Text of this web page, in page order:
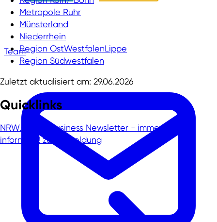
Team
Metropole Ruhr
Münsterland
Niederrhein
Region OstWestfalenLippe
Region Südwestfalen
Zuletzt aktualisiert am: 29.06.2026
Quicklinks
NRW.Global Business Newsletter - immer gut
informiert!zur Anmeldung